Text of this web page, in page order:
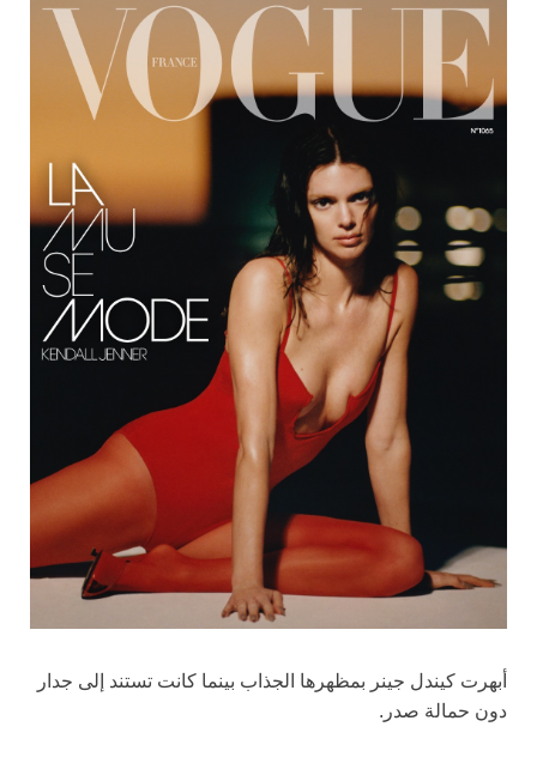
أبهرت كيندل جينر بمظهرها الجذاب بينما كانت تستند إلى جدار
دون حمالة صدر.